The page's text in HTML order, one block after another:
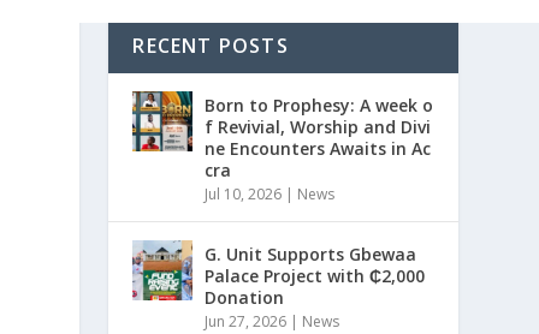
RECENT POSTS
Born to Prophesy: A week o
f Revivial, Worship and Divi
ne Encounters Awaits in Ac
cra
Jul 10, 2026 | News
G. Unit Supports Gbewaa
Palace Project with ₵2,000
Donation
Jun 27, 2026 | News